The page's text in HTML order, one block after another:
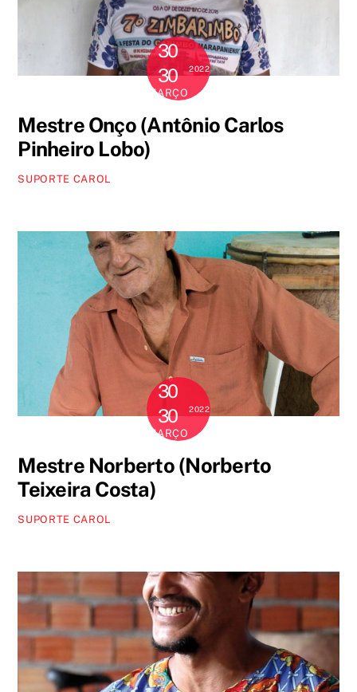
30
30
MARÇO
2022
Mestre Onço (Antônio Carlos
Pinheiro Lobo)
SUPORTE CAROL
30
30
MARÇO
2022
Mestre Norberto (Norberto
Teixeira Costa)
SUPORTE CAROL